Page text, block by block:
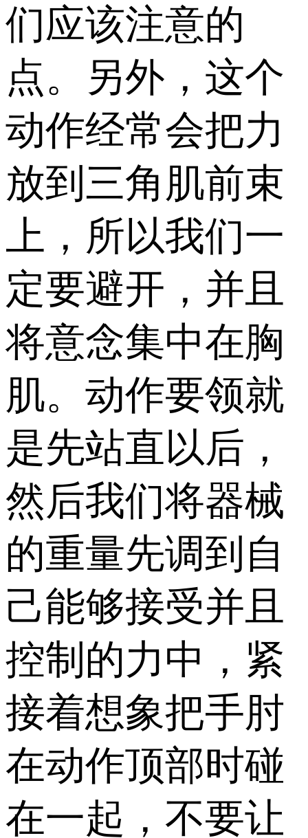
们应该注意的
点。另外，这个
动作经常会把力
放到三角肌前束
上，所以我们一
定要避开，并且
将意念集中在胸
肌。动作要领就
是先站直以后，
然后我们将器械
的重量先调到自
己能够接受并且
控制的力中，紧
接着想象把手肘
在动作顶部时碰
在一起，不要让